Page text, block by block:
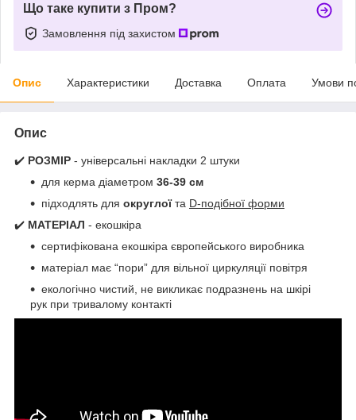
Що таке купити з Пром?
Замовлення під захистом
Опис Характеристики Доставка Оплата Умови
Опис
✔️ РОЗМІР - універсальні накладки 2 штуки
для керма діаметром 36-39 см
підходлять для округлоїта D-подібної форми
✔️ МАТЕРІАЛ - екошкіра
сертифікована екошкіра європейського виробника
матеріал має “пори” для вільної циркуляції повітря
екологічно чистий, не викликає подразнень на шкірі
рук при тривалому контакті